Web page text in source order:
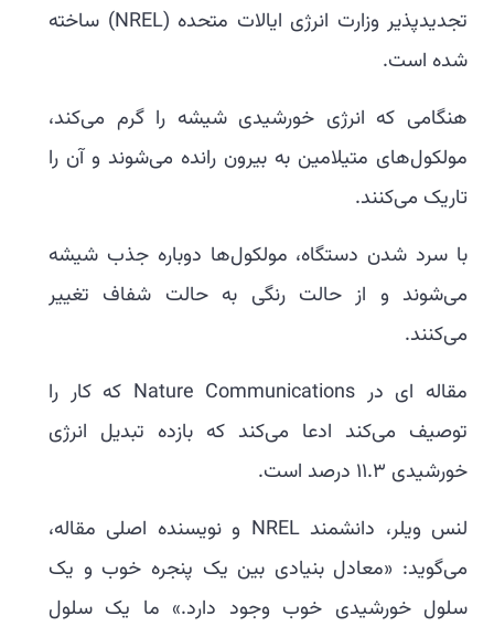
تجدیدپذیر وزارت انرژی ایالات متحده (NREL) ساخته
شده است.
هنگامی که انرژی خورشیدی شیشه را گرم می‌کند،
مولکول‌های متیلامین به بیرون رانده می‌شوند و آن را
تاریک می‌کنند.
با سرد شدن دستگاه، مولکول‌ها دوباره جذب شیشه
می‌شوند و از حالت رنگی به حالت شفاف تغییر
می‌کنند.
مقاله ای در Nature Communications که کار را
توصیف می‌کند ادعا می‌کند که بازده تبدیل انرژی
خورشیدی 11.3 درصد است.
لنس ویلر، دانشمند NREL و نویسنده اصلی مقاله،
می‌گوید: «معادل بنیادی بین یک پنجره خوب و یک
سلول خورشیدی خوب وجود دارد.» ما یک سلول